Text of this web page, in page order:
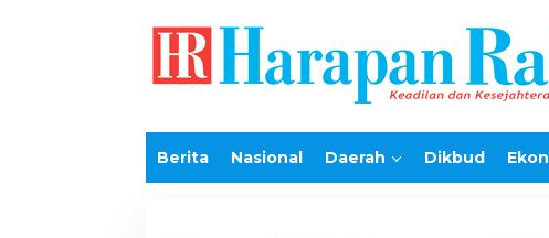
Berita Nasional Daerah Dikbud